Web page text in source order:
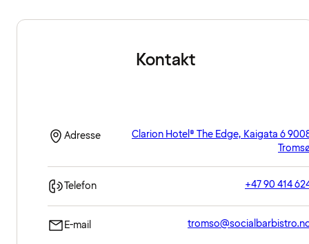
Kontakt
Adresse
Clarion Hotel® The Edge, Kaigata 6
Telefon +47 90 414
E-mail